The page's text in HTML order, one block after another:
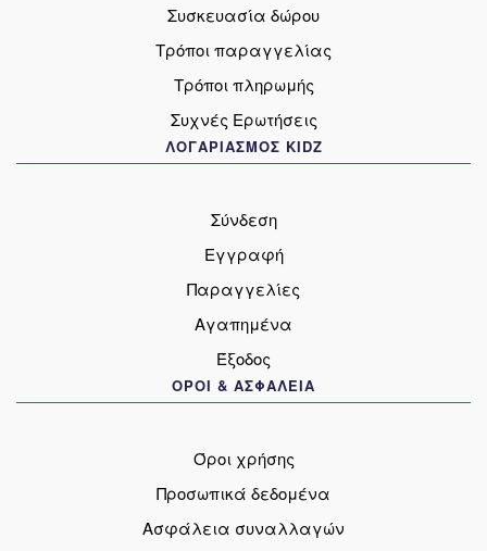
Συσκευασία δώρου
Τρόποι παραγγελίας
Τρόποι πληρωμής
Συχνές Ερωτήσεις
ΛΟΓΑΡΙΑΣΜΟΣ KIDZ
Σύνδεση
Εγγραφή
Παραγγελίες
Αγαπημένα
Έξοδος
ΟΡΟΙ & ΑΣΦΑΛΕΙΑ
Όροι χρήσης
Προσωπικά δεδομένα
Ασφάλεια συναλλαγών